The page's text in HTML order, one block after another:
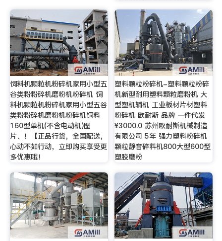
饲料机颗粒机粉碎机家用小型五
谷类粉粉碎机磨粉机粉碎机 饲
料机颗粒机粉碎机家用小型五谷
类粉粉碎机磨粉机粉碎机饲料
160型单机(不含电动机)图
片、！【正品行货，全国配送，
心动不如行动，立即购买享受更
多优惠哦！
塑料颗粒粉碎机-塑料颗粒粉碎
机新型耐用塑料颗粒磨粉机 大
型塑机辅机 工业板材片材塑料
粉碎机 欧耐斯 品牌 一件代发
¥3000.0 苏州欧耐斯机械制造
有限公司 5年 强力塑料粉碎机
颗粒静音碎料机800大型600型
塑胶磨粉